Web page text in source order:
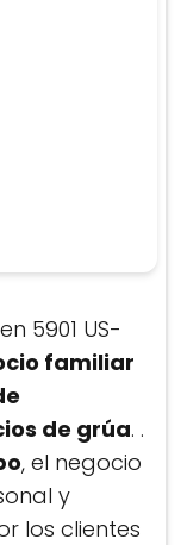
5901 US-
familiar
de grúa. .
, el negocio
y
los clientes